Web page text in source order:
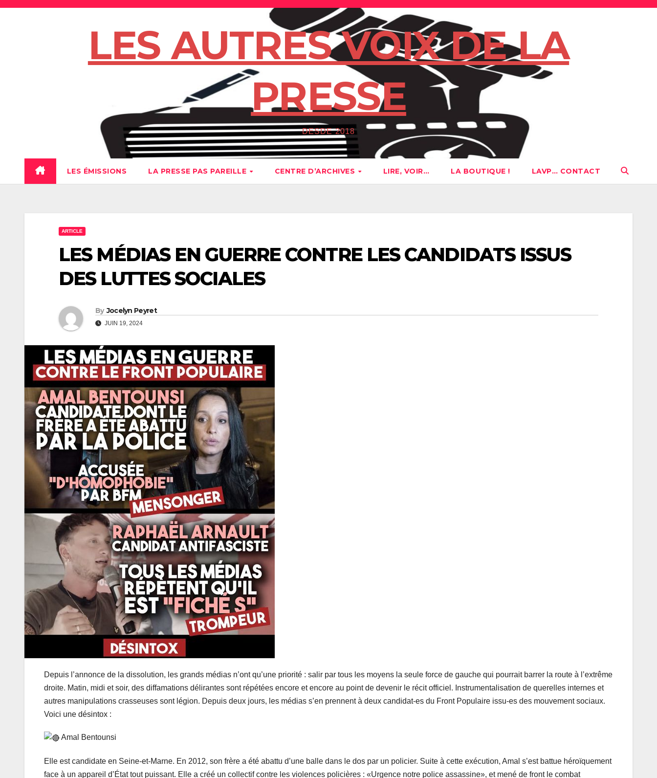
Skip
LES AUTRES VOIX DE LA
PRESSE
DESDE 2018
LES ÉMISSIONS LA PRESSE PAS PAREILLE CENTRE D’ARCHIVES LIRE, VOIR… LA BOUTIQUE ! LAVP… CONTACT
ARTICLE
LES MÉDIAS EN GUERRE CONTRE LES CANDIDATS ISSUS
DES LUTTES SOCIALES
By Jocelyn Peyret
JUIN 19, 2024
Depuis l’annonce de la dissolution, les grands médias n’ont qu’une priorité : salir par tous les moyens la seule force de gauche qui pourrait barrer la route à l’extrême
droite. Matin, midi et soir, des diffamations délirantes sont répétées encore et encore au point de devenir le récit officiel. Instrumentalisation de querelles internes et
autres manipulations crasseuses sont légion. Depuis deux jours, les médias s’en prennent à deux candidat-es du Front Populaire issu-es des mouvement sociaux.
Voici une désintox :
Amal Bentounsi
Elle est candidate en Seine-et-Marne. En 2012, son frère a été abattu d’une balle dans le dos par un policier. Suite à cette exécution, Amal s’est battue héroïquement
face à un appareil d’État tout puissant. Elle a créé un collectif contre les violences policières : «Urgence notre police assassine», et mené de front le combat